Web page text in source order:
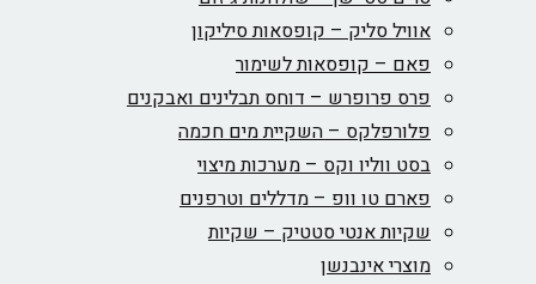
אוויל סליק – קופסאות סיליקון
פאם – קופסאות לשימור
פרס פרופרש – דוחס תבלינים ואבקנים
פלורפלקס – השקיית מים חכמה
בסט ווליו וקס – מערכות מיצוי
פארם טו וופ – מדללים וטרפנים
שקיות אנטי סטטיק – שקיות
מוצרי אינבנשן